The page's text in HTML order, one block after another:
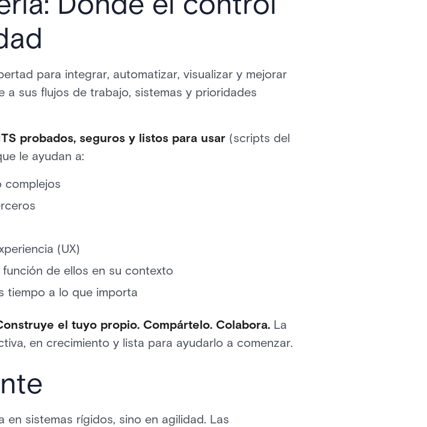
para integrar, automatizar, visualizar y mejorar
sus flujos de trabajo, sistemas y prioridades
probados, seguros y listos para usar (scripts del
le ayudan a:
complejos
(UX)
de ellos en su contexto
tiempo a lo que importa
el tuyo propio. Compártelo. Colabora. La
en crecimiento y lista para ayudarlo a comenzar.
sistemas rígidos, sino en agilidad. Las